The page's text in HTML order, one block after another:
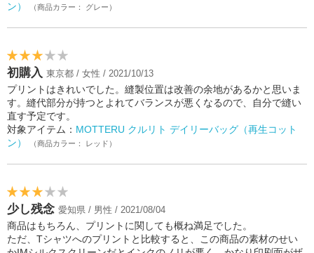
ン）
（商品カラー： グレー）
初購入 東京都 / 女性 / 2021/10/13
プリントはきれいでした。縫製位置は改善の余地があるかと思いま
す。縫代部分が持つとよれてバランスが悪くなるので、自分で縫い
直す予定です。
対象アイテム： MOTTERU クルリト デイリーバッグ（再生コット
ン）
（商品カラー： レッド）
少し残念 愛知県 / 男性 / 2021/08/04
商品はもちろん、プリントに関しても概ね満足でした。
ただ、Tシャツへのプリントと比較すると、この商品の素材のせい